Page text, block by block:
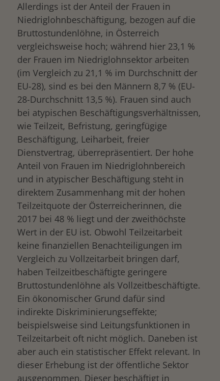
Allerdings ist der Anteil der Frauen in
Niedriglohnbeschäftigung, bezogen auf die
Bruttostundenlöhne, in Österreich
vergleichsweise hoch; während hier 23,1 %
der Frauen im Niedriglohnsektor arbeiten
(im Vergleich zu 21,1 % im Durchschnitt der
EU-28), sind es bei den Männern 8,7 % (EU-
28-Durchschnitt 13,5 %). Frauen sind auch
bei atypischen Beschäftigungsverhältnissen,
wie Teilzeit, Befristung, geringfügige
Beschäftigung, Leiharbeit, freier
Dienstvertrag, überrepräsentiert. Der hohe
Anteil von Frauen im Niedriglohnbereich
und in atypischer Beschäftigung steht in
direktem Zusammenhang mit der hohen
Teilzeitquote der Österreicherinnen, die
2017 bei 48 % liegt und der zweithöchste
Wert in der EU ist. Obwohl Teilzeitarbeit
keine finanziellen Benachteiligungen im
Vergleich zu Vollzeitarbeit bringen darf,
haben Teilzeitbeschäftigte geringere
Bruttostundenlöhne als Vollzeitbeschäftigte.
Ein ökonomischer Grund dafür sind
indirekte Diskriminierungseffekte;
beispielsweise sind Leitungsfunktionen in
Teilzeitarbeit oft nicht möglich. Daneben ist
aber auch ein statistischer Effekt relevant. In
dieser Erhebung ist der öffentliche Sektor
ausgenommen. Dieser beschäftigt in